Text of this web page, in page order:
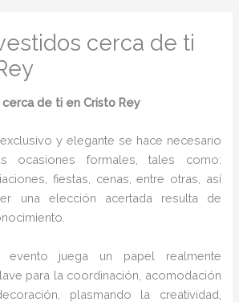
cerca de ti
cerca de ti en Cristo Rey
y elegante se hace necesario
ocasiones formales, tales como:
fiestas, cenas, entre otras, así
una elección acertada resulta de
juega un papel realmente
para la coordinación, acomodación
plasmando la creatividad,